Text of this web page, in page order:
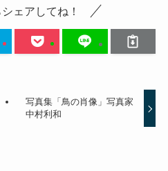
ェアしてね！
写真集「鳥の肖像」写真家
中村利和